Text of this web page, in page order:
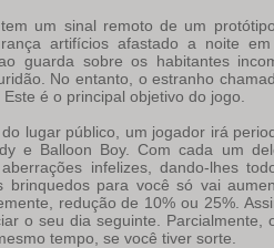
um sinal remoto de um
artifícios afastado a noite
guarda sobre os habitantes
No entanto, o estranho
é o principal objetivo do jogo.
lugar público, um jogador irá
e Balloon Boy. Com cada um
infelizes, dando-lhes
brinquedos para você só vai
redução de 10% ou 25%.
o seu dia seguinte.
tempo, se você tiver sorte.